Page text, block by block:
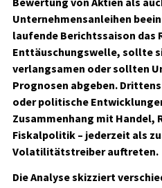
Unternehmensanleihen
laufende Berichtssaison das
Enttäuschungswelle, sollte
verlangsamen oder sollten
Prognosen abgeben.
oder politische
Zusammenhang mit Handel,
Fiskalpolitik – jederzeit als
Volatilitätstreiber auftreten.
Die Analyse skizziert